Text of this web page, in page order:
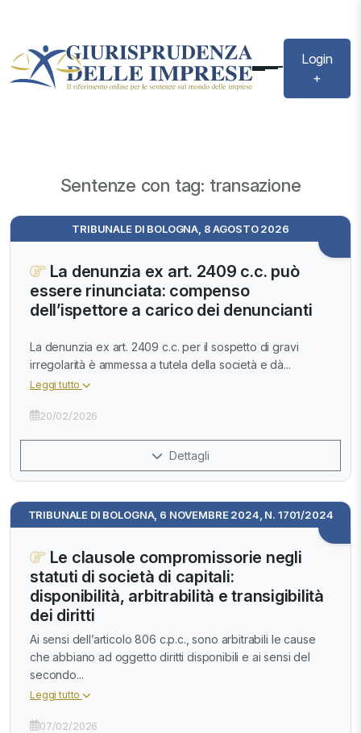
Login
+
Sentenze con tag: transazione
TRIBUNALE DI BOLOGNA, 8 AGOSTO 2026
La denunzia ex art. 2409 c.c. può
essere rinunciata: compenso
dell’ispettore a carico dei denuncianti
La denunzia ex art. 2409 c.c. per il sospetto di gravi
irregolarità è ammessa a tutela della società e dà...
Leggi tutto
20/02/2026
Dettagli
TRIBUNALE DI BOLOGNA, 6 NOVEMBRE 2024, N. 1701/2024
Le clausole compromissorie negli
statuti di società di capitali:
disponibilità, arbitrabilità e transigibilità
dei diritti
Ai sensi dell’articolo 806 c.p.c., sono arbitrabili le cause
che abbiano ad oggetto diritti disponibili e ai sensi del
secondo...
Leggi tutto
07/02/2026